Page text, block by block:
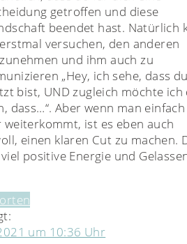
getroffen und diese
beendet hast. Natürlich
versuchen, den anderen
und ihm auch zu
„Hey, ich sehe, dass
bist, UND zugleich möchte ich
dass…“. Aber wenn man
weiterkommt, ist es eben auch
einen klaren Cut zu machen.
positive Energie und
um 10:36 Uhr